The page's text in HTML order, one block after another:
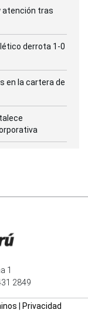
atención tras
derrota 1-0
en la cartera de
1
2849
Privacidad